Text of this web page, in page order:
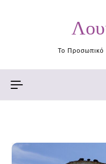
Το Προσωπικό